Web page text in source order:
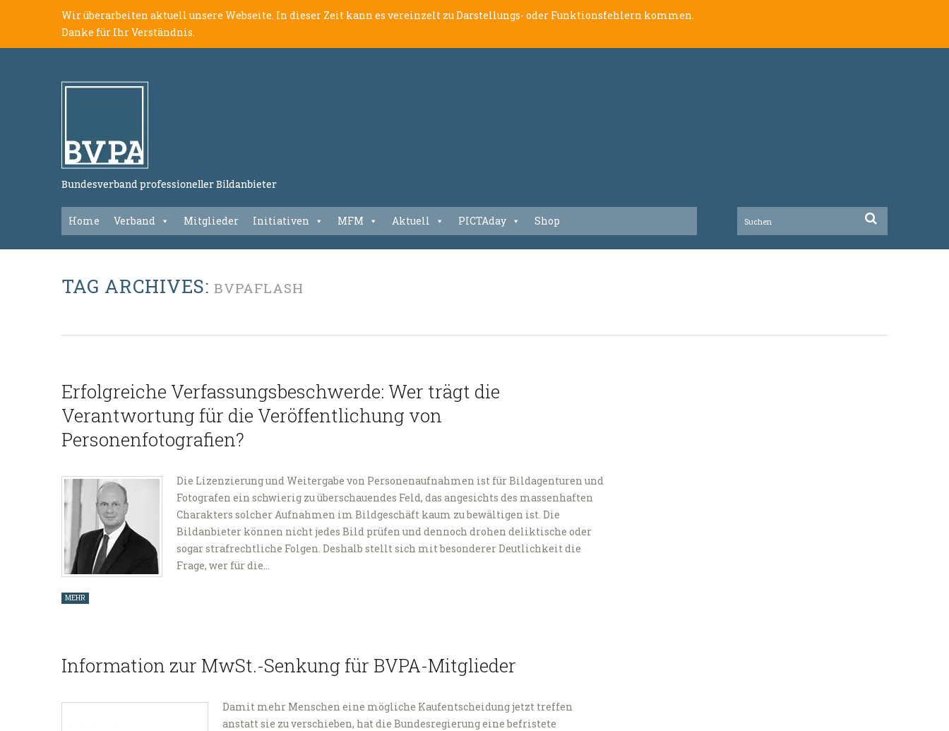
Wir überarbeiten aktuell unsere Webseite. In dieser Zeit kann es vereinzelt zu Darstellungs- oder Funktionsfehlern kommen.
Danke für Ihr Verständnis.
Bundesverband professioneller Bildanbieter
Home Verband Mitglieder Initiativen MFM Aktuell PICTAday Shop
TAG ARCHIVES: BVPAFLASH
Erfolgreiche Verfassungsbeschwerde: Wer trägt die
Verantwortung für die Veröffentlichung von
Personenfotografien?
Die Lizenzierung und Weitergabe von Personenaufnahmen ist für Bildagenturen und
Fotografen ein schwierig zu überschauendes Feld, das angesichts des massenhaften
Charakters solcher Aufnahmen im Bildgeschäft kaum zu bewältigen ist. Die
Bildanbieter können nicht jedes Bild prüfen und dennoch drohen deliktische oder
sogar strafrechtliche Folgen. Deshalb stellt sich mit besonderer Deutlichkeit die
Frage, wer für die…
MEHR
Information zur MwSt.-Senkung für BVPA-Mitglieder
Damit mehr Menschen eine mögliche Kaufentscheidung jetzt treffen
anstatt sie zu verschieben, hat die Bundesregierung eine befristete